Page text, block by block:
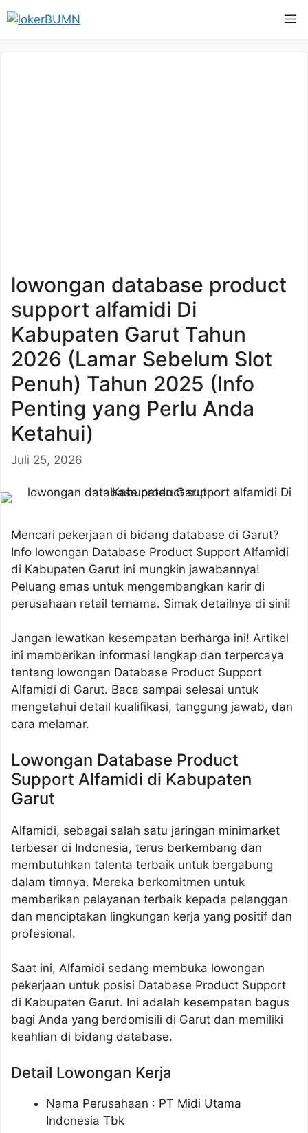
Langsung
ke
lowongan database product
support alfamidi Di
Kabupaten Garut Tahun
2026 (Lamar Sebelum Slot
Penuh) Tahun 2025 (Info
Penting yang Perlu Anda
Ketahui)
Juli 25, 2026
Mencari pekerjaan di bidang database di Garut?
Info lowongan Database Product Support Alfamidi
di Kabupaten Garut ini mungkin jawabannya!
Peluang emas untuk mengembangkan karir di
perusahaan retail ternama. Simak detailnya di sini!
Jangan lewatkan kesempatan berharga ini! Artikel
ini memberikan informasi lengkap dan terpercaya
tentang lowongan Database Product Support
Alfamidi di Garut. Baca sampai selesai untuk
mengetahui detail kualifikasi, tanggung jawab, dan
cara melamar.
Lowongan Database Product
Support Alfamidi di Kabupaten
Garut
Alfamidi, sebagai salah satu jaringan minimarket
terbesar di Indonesia, terus berkembang dan
membutuhkan talenta terbaik untuk bergabung
dalam timnya. Mereka berkomitmen untuk
memberikan pelayanan terbaik kepada pelanggan
dan menciptakan lingkungan kerja yang positif dan
profesional.
Saat ini, Alfamidi sedang membuka lowongan
pekerjaan untuk posisi Database Product Support
di Kabupaten Garut. Ini adalah kesempatan bagus
bagi Anda yang berdomisili di Garut dan memiliki
keahlian di bidang database.
Detail Lowongan Kerja
Nama Perusahaan : PT Midi Utama
Indonesia Tbk